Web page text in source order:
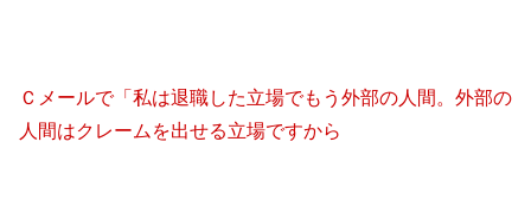
Ｃメールで「私は退職した立場でもう外部の人間。外部の
人間はクレームを出せる立場ですから